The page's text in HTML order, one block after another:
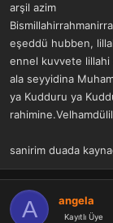
arşil azim
eşeddü hubben,
ennel kuvvete lillahi
ala seyyidina
ya Kudduru ya
sanirim duada
A angela
Kayıtlı Üye